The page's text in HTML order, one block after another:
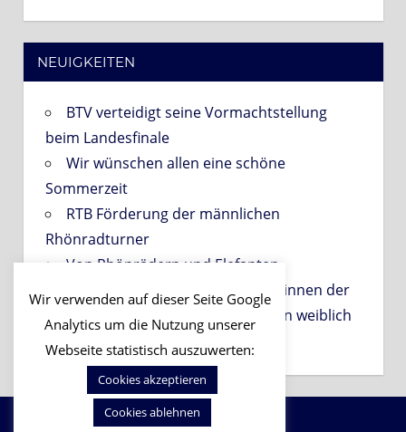
NEUIGKEITEN
BTV verteidigt seine Vormachtstellung
beim Landesfinale
Wir wünschen allen eine schöne
Sommerzeit
RTB Förderung der männlichen
Rhönradturner
Von Rhönrädern und Elefanten
PROBETRAINING für Interessentinnen der
Gruppen der Abteilung Gerätturnen weiblich
am 06.09.2026!
Wir verwenden auf dieser Seite Google
Analytics um die Nutzung unserer
Webseite statistisch auszuwerten:
Cookies akzeptieren
Cookies ablehnen